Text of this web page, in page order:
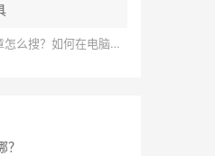
如何在电脑上搜索公众号文章？
？